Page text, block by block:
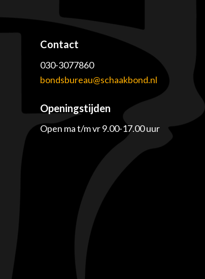
Contact
030-3077860
bondsbureau@schaakbond.nl
Openingstijden
Open ma t/m vr 9.00-17.00 uur